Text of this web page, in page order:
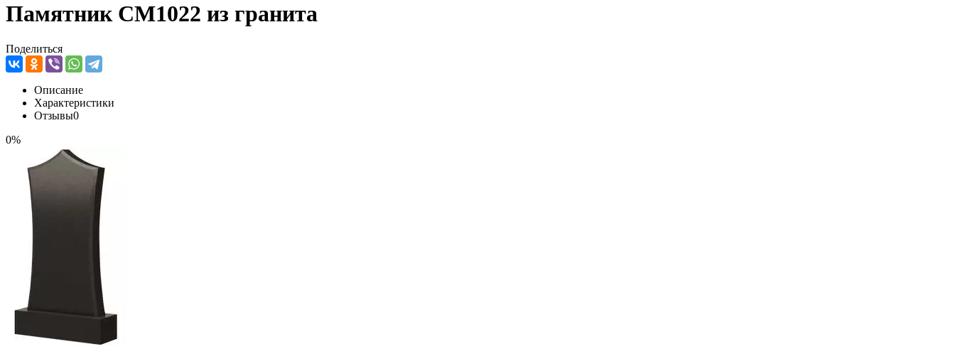
Памятник CM1022 из гранита
Поделиться
Описание
Характеристики
Отзывы0
0%